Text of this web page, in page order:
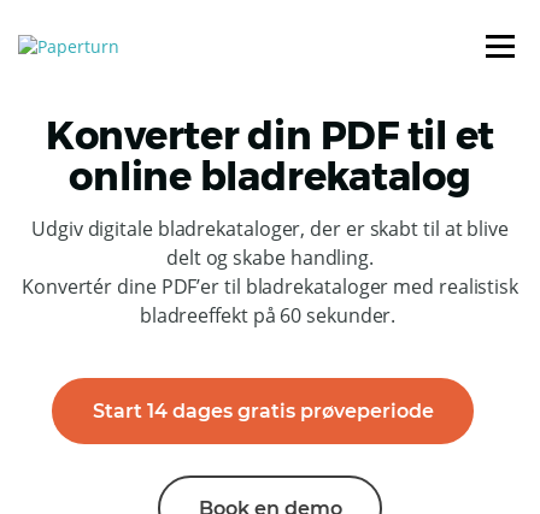
Konverter din PDF til et
online bladrekatalog
Udgiv digitale bladrekataloger, der er skabt til at blive
delt og skabe handling.
Konvertér dine PDF’er til bladrekataloger med realistisk
bladreeffekt på 60 sekunder.
Start 14 dages gratis prøveperiode
Book en demo